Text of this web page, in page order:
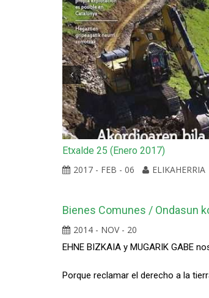
Etxalde 25 (Enero 2017)
2017 - FEB - 06
ELIKAHERRIA
Bienes Comunes / Ondasun
2014 - NOV - 20
EHNE BIZKAIA y MUGARIK GABE
Porque reclamar el derecho a la